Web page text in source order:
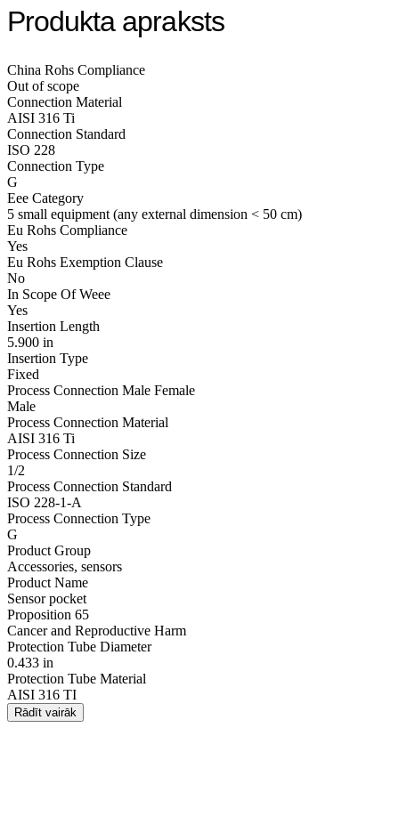
Produkta apraksts
China Rohs Compliance
Out of scope
Connection Material
AISI 316 Ti
Connection Standard
ISO 228
Connection Type
G
Eee Category
5 small equipment (any external dimension < 50 cm)
Eu Rohs Compliance
Yes
Eu Rohs Exemption Clause
No
In Scope Of Weee
Yes
Insertion Length
5.900 in
Insertion Type
Fixed
Process Connection Male Female
Male
Process Connection Material
AISI 316 Ti
Process Connection Size
1/2
Process Connection Standard
ISO 228-1-A
Process Connection Type
G
Product Group
Accessories, sensors
Product Name
Sensor pocket
Proposition 65
Cancer and Reproductive Harm
Protection Tube Diameter
0.433 in
Protection Tube Material
AISI 316 TI
Rādīt vairāk